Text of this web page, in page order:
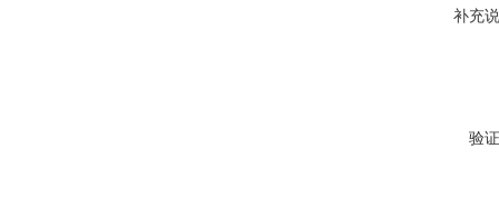
补充
验